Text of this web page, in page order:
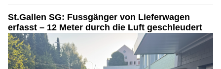
St.Gallen SG: Fussgänger von Lieferwagen
erfasst – 12 Meter durch die Luft geschleudert